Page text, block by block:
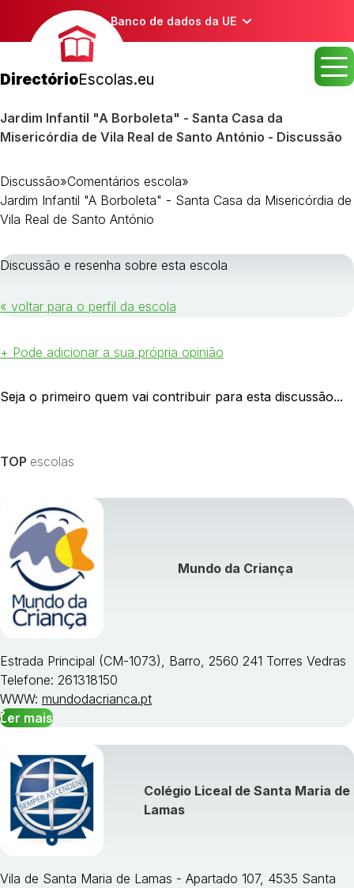
Banco de dados da UE
DirectórioEscolas.eu
Jardim Infantil "A Borboleta" - Santa Casa da
Misericórdia de Vila Real de Santo António - Discussão
Discussão»Comentários escola»
Jardim Infantil "A Borboleta" - Santa Casa da Misericórdia de
Vila Real de Santo António
Discussão e resenha sobre esta escola
« voltar para o perfil da escola
+ Pode adicionar a sua própria opinião
Seja o primeiro quem vai contribuir para esta discussão...
TOP escolas
Mundo da Criança
Estrada Principal (CM-1073), Barro, 2560 241 Torres Vedras
Telefone: 261318150
WWW: mundodacrianca.pt
Ler mais
Colégio Liceal de Santa Maria de
Lamas
Vila de Santa Maria de Lamas - Apartado 107, 4535 Santa